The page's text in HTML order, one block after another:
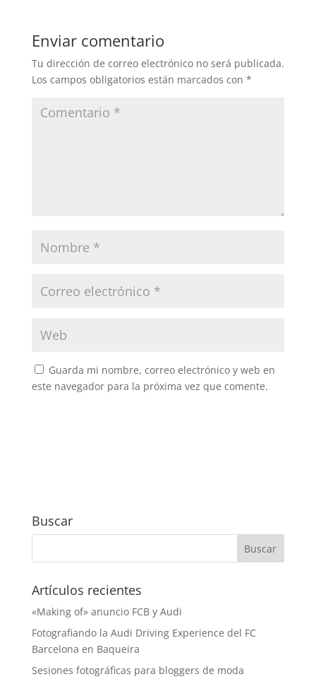
Enviar comentario
Tu dirección de correo electrónico no será publicada.
Los campos obligatorios están marcados con *
Guarda mi nombre, correo electrónico y web en
este navegador para la próxima vez que comente.
Buscar
Artículos recientes
«Making of» anuncio FCB y Audi
Fotografiando la Audi Driving Experience del FC
Barcelona en Baqueira
Sesiones fotográficas para bloggers de moda